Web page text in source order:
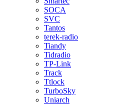
SOCA
SVC
Tantos
terek-radio
Tiandy
Tidradio
TP-Link
Track
Ttlock
TurboSky
Uniarch